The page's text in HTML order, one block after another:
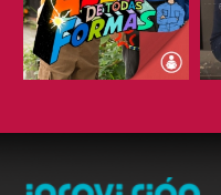
ESCUCHAR